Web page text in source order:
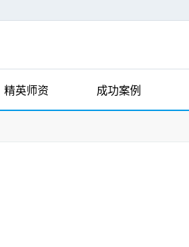
精英师资 成功案例